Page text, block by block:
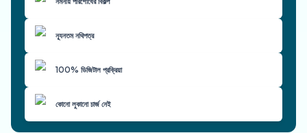
ন্যূনতম নথিপত্র
100% ডিজিটাল প্রক্রিয়া
কোনো লুকানো চার্জ নেই